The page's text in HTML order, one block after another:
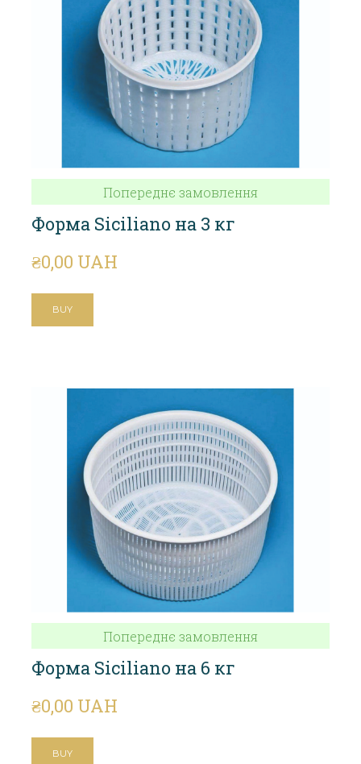
Попереднє замовлення
Форма Siciliano на 3 кг
₴0,00 UAH
BUY
Попереднє замовлення
Форма Siciliano на 6 кг
₴0,00 UAH
BUY